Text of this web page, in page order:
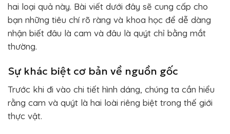
hai loại quả này. Bài viết dưới đây sẽ cung cấp cho
bạn những tiêu chí rõ ràng và khoa học để dễ dàng
nhận biết đâu là cam và đâu là quýt chỉ bằng mắt
thường.
Sự khác biệt cơ bản về nguồn gốc
Trước khi đi vào chi tiết hình dáng, chúng ta cần hiểu
rằng cam và quýt là hai loài riêng biệt trong thế giới
thực vật.